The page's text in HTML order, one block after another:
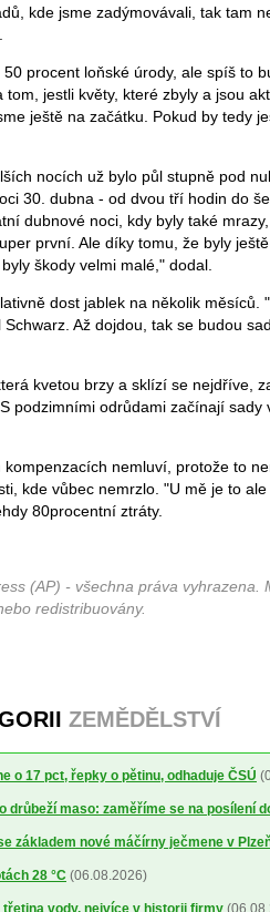
kde jsme zadýmovávali, tak tam
procent loňské úrody, ale spíš to
jestli květy, které zbyly a jsou
ještě na začátku. Pokud by tedy
nocích už bylo půl stupně pod
30. dubna - od dvou tří hodin do
dubnové noci, kdy byly také
první. Ale díky tomu, že byly
škody velmi malé," dodal.
dost jablek na několik měsíců.
Až dojdou, tak se budou
kvetou brzy a sklízí se nejdříve,
podzimními odrůdami začínají
nemluví, protože to
kde vůbec nemrzlo. "U mě je to
80procentní ztráty.
(AP) - všechna práva vyhrazena.
redistribuovány.
ZEMĚDĚLSTVÍ
o 17 pct, řepky o pětinu, odhaduje ČSÚ
maso: zaměříme se na posílení
základem nové máčírny ječmene v
28 °C (06.08.2026)
vody, nejvíce v historii firmy